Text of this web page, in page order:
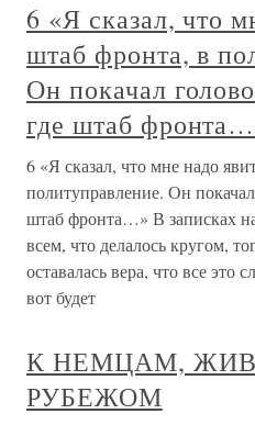
6 «Я сказал, что
штаб фронта, в
Он покачал
где штаб
6 «Я сказал, что мне надо
политуправление. Он
штаб фронта…» В записках
всем, что делалось кругом,
оставалась вера, что все это
вот будет
К НЕМЦАМ,
РУБЕЖОМ